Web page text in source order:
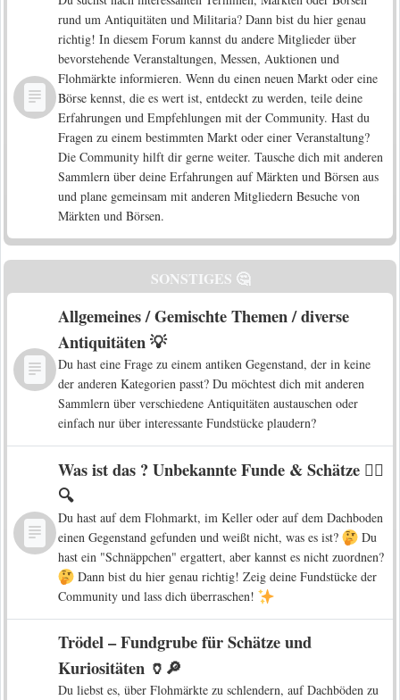
rund um Antiquitäten und Militaria? Dann bist du hier genau
richtig! In diesem Forum kannst du andere Mitglieder über
bevorstehende Veranstaltungen, Messen, Auktionen und
Flohmärkte informieren. Wenn du einen neuen Markt oder eine
Börse kennst, die es wert ist, entdeckt zu werden, teile deine
Erfahrungen und Empfehlungen mit der Community. Hast du
Fragen zu einem bestimmten Markt oder einer Veranstaltung?
Die Community hilft dir gerne weiter. Tausche dich mit anderen
Sammlern über deine Erfahrungen auf Märkten und Börsen aus
und plane gemeinsam mit anderen Mitgliedern Besuche von
Märkten und Börsen.
SONSTIGES 🤔
Allgemeines / Gemischte Themen / diverse
Antiquitäten 💡
Du hast eine Frage zu einem antiken Gegenstand, der in keine
der anderen Kategorien passt? Du möchtest dich mit anderen
Sammlern über verschiedene Antiquitäten austauschen oder
einfach nur über interessante Fundstücke plaudern?
Was ist das ? Unbekannte Funde & Schätze 🕵️‍♀️
🔍
Du hast auf dem Flohmarkt, im Keller oder auf dem Dachboden
einen Gegenstand gefunden und weißt nicht, was es ist?
Du
hast ein "Schnäppchen" ergattert, aber kannst es nicht zuordnen?
Dann bist du hier genau richtig! Zeig deine Fundstücke der
Community und lass dich überraschen!
Trödel – Fundgrube für Schätze und
Kuriositäten 🏺🔎
Du liebst es, über Flohmärkte zu schlendern, auf Dachböden zu